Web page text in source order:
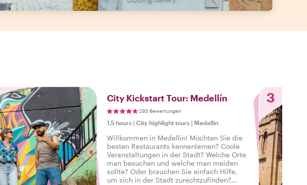
City Kickstart Tour: Medellín
293 Bewertungen
1.5 hours | City highlight tours | Medellin
Willkommen in Medellín! Möchten Sie die
besten Restaurants kennenlernen? Coole
Veranstaltungen in der Stadt? Welche Orte
man besuchen und welche man meiden
sollte? Oder brauchen Sie einfach Hilfe,
um sich in der Stadt zurechtzufinden?
3